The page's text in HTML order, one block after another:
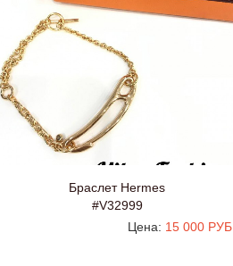
Браслет Hermes
#V32999
Цена: 15 000 РУБ.